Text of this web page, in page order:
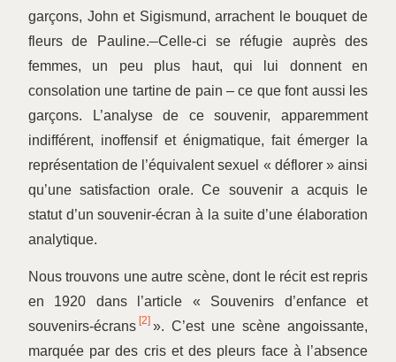
garçons, John et Sigismund, arrachent le bouquet de
fleurs de Pauline.
Celle-ci se réfugie auprès des
femmes, un peu plus haut, qui lui donnent en
consolation une tartine de pain – ce que font aussi les
garçons. L’analyse de ce souvenir, apparemment
indifférent, inoffensif et énigmatique, fait émerger la
représentation de l’équivalent sexuel « déflorer » ainsi
qu’une satisfaction orale. Ce souvenir a acquis le
statut d’un souvenir-écran à la suite d’une élaboration
analytique.
Nous trouvons une autre scène, dont le récit est repris
en 1920 dans l’article « Souvenirs d’enfance et
souvenirs-écrans [2] ». C’est une scène angoissante,
marquée par des cris et des pleurs face à l’absence